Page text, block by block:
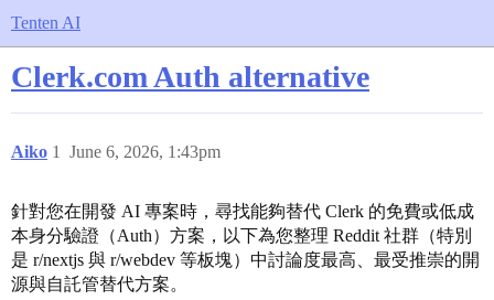
Tenten AI
Clerk.com Auth alternative
Aiko June 6, 2026, 1:43pm
1
針對您在開發 AI 專案時，尋找能夠替代 Clerk 的免費或低成
本身分驗證（Auth）方案，以下為您整理 Reddit 社群（特別
是 r/nextjs 與 r/webdev 等板塊）中討論度最高、最受推崇的開
源與自託管替代方案。